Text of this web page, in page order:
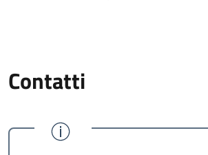
Contatti